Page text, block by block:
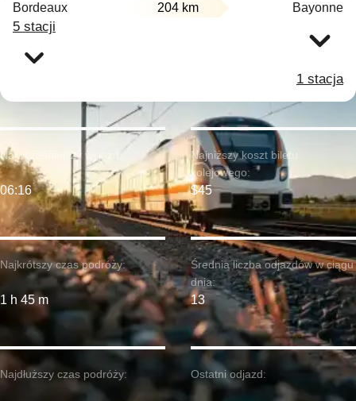
Bordeaux 204 km Bayonne
5 stacji
1 stacja
Najkrótszy czas podróży:
1 h 45 m
Najwcześniejszy wyjazd:
06:16
Najdłuższy czas podróży:
Najniższy koszt biletu
kolejowego:
$45
Średnia liczba odjazdów w ciągu
dnia:
13
Ostatni odjazd: